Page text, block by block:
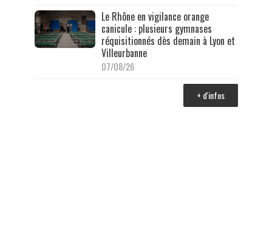
Le Rhône en vigilance orange
canicule : plusieurs gymnases
réquisitionnés dès demain à Lyon et
Villeurbanne
07/08/26
+ d'infos